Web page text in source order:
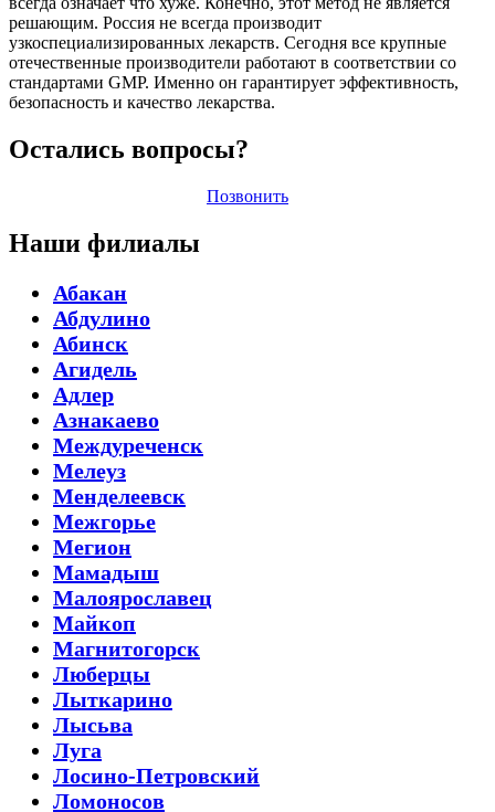
решающим. Россия не всегда производит
узкоспециализированных лекарств. Сегодня все крупные
отечественные производители работают в соответствии со
стандартами GMP. Именно он гарантирует эффективность,
безопасность и качество лекарства.
Остались вопросы?
Позвонить
Наши филиалы
Абакан
Абдулино
Абинск
Агидель
Адлер
Азнакаево
Междуреченск
Мелеуз
Менделеевск
Межгорье
Мегион
Мамадыш
Малоярославец
Майкоп
Магнитогорск
Люберцы
Лыткарино
Лысьва
Луга
Лосино-Петровский
Ломоносов